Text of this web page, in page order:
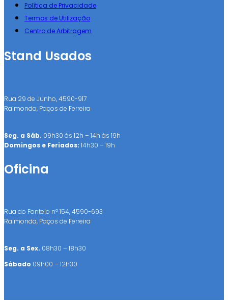
Política de Privacidade
Termos de Utilização
Centro de Arbitragem
Stand Usados
Rua 29 de Junho, 4590-917
Raimonda, Paços de Ferreira
Seg. a Sáb. 09h30 às 12h – 14h às 19h
Domingos e Feriados: 14h30 – 19h
Oficina
Rua do Fontelo nº 154, 4590-693
Raimonda, Paços de Ferreira
Seg. a Sex. 08h30 – 18h30
Sábado 09h00 – 12h30